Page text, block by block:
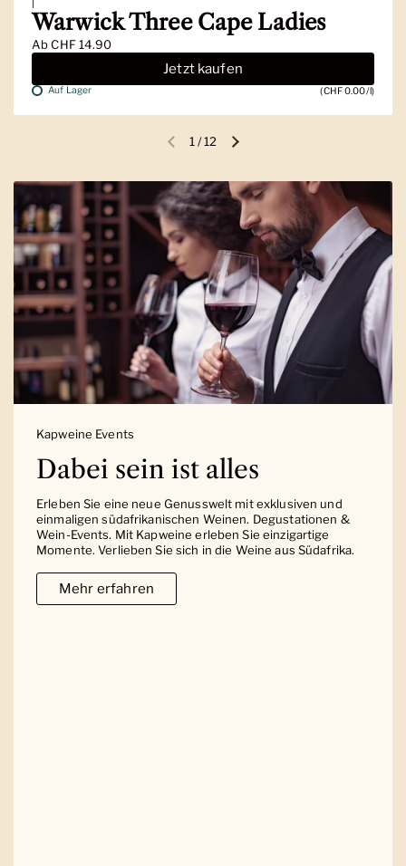
Warwick Three Cape Ladies
AbCHF 14.90
Jetzt kaufen
Auf Lager (CHF 0.00/l)
Vorherige FolieNächste Folie
1/12
Kapweine Events
Dabei sein ist alles
Erleben Sie eine neue Genusswelt mit exklusiven und
einmaligen südafrikanischen Weinen. Degustationen &
Wein-Events. Mit Kapweine erleben Sie einzigartige
Momente. Verlieben Sie sich in die Weine aus Südafrika.
Mehr erfahren